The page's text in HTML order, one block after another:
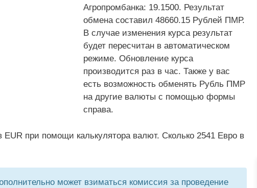
Агропромбанка: 19.1500. Результат
обмена составил 48660.15 Рублей ПМР.
В случае изменения курса результат
будет пересчитан в автоматическом
режиме. Обновление курса
производится раз в час. Также у вас
есть возможность обменять Рубль ПМР
на другие валюты с помощью формы
справа.
EUR при помощи калькулятора валют. Сколько 2541 Евро в
может взиматься комиссия за проведение